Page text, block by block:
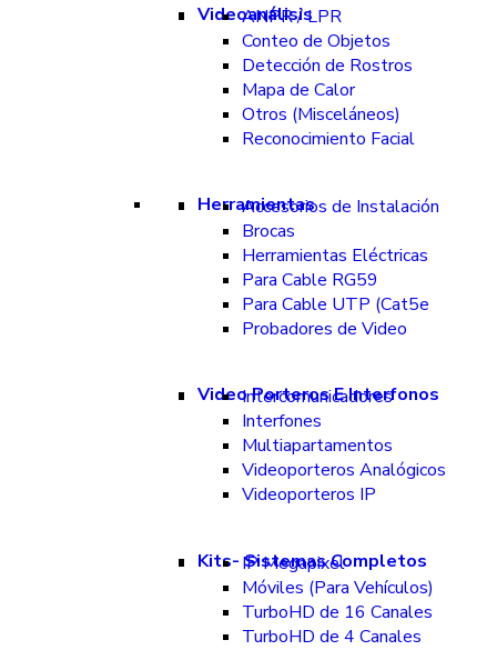
Videoanálisis
ANPR / LPR
Conteo de Objetos
Detección de Rostros
Mapa de Calor
Otros (Misceláneos)
Reconocimiento Facial
Herramientas
Accesorios de Instalación
Brocas
Herramientas Eléctricas
Para Cable RG59
Para Cable UTP (Cat5e
Probadores de Video
Video Porteros E Interfonos
Intercomunicadores
Interfones
Multiapartamentos
Videoporteros Analógicos
Videoporteros IP
Kits- Sistemas Completos
IP Megapixel
Móviles (Para Vehículos)
TurboHD de 16 Canales
TurboHD de 4 Canales